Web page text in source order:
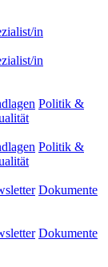
in
in
Politik &
Politik &
Dokumente
Dokumente